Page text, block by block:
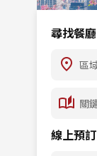
尋找餐廳
線上預訂